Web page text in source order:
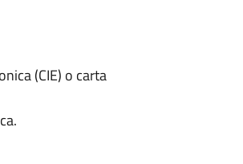
(CIE) o carta